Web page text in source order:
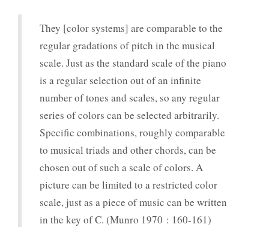
They [color systems] are comparable to the
regular gradations of pitch in the musical
scale. Just as the standard scale of the piano
is a regular selection out of an infinite
number of tones and scales, so any regular
series of colors can be selected arbitrarily.
Specific combinations, roughly comparable
to musical triads and other chords, can be
chosen out of such a scale of colors. A
picture can be limited to a restricted color
scale, just as a piece of music can be written
in the key of C. (Munro 1970 : 160-161)